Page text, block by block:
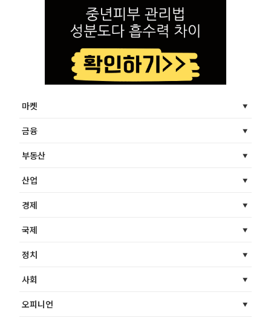
마켓
금융
부동산
산업
경제
국제
정치
사회
오피니언